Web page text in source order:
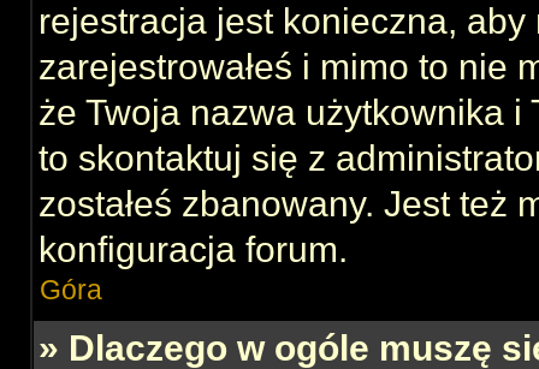
rejestracja jest konieczna,
zarejestrowałeś i mimo to nie
że Twoja nazwa użytkownika i
to skontaktuj się z
zostałeś zbanowany. Jest też
konfiguracja forum.
Góra
» Dlaczego w ogóle muszę